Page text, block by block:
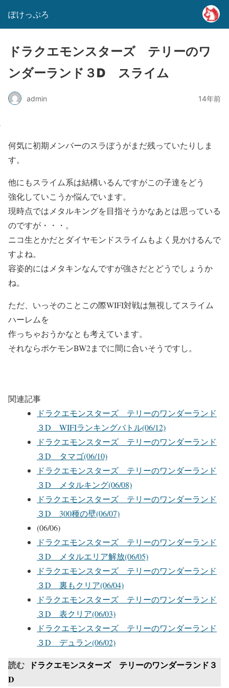
ぽけっぷろ
ドラクエモンスターズ テリーのワ
ンダーランド３D スライム
admin 14年前
何気に初期メンバーのスラぼうがまだ残っていたりしま
す。
他にもスライム系は結構いるんですがこの子達をどう
強化していこうか悩んでいます。
現時点ではメタルキングを目指そうかなあとは思っている
のですが・・・。
ニコ生とかだとダイヤモンドスライムもよく見かけるんで
すよね。
容姿的にはメタキンなんですが強さだとどうでしょうか
ね。
ただ、いっそのことこの際WIFI対戦は無視してスライム
ハーレムを
作っちゃおうかなとも考えています。
それならポケモンBW2までに間に合いそうですし。
関連記事
ドラクエモンスターズ テリーのワンダーランド
３D WIFIランキングバトル(06/12)
ドラクエモンスターズ テリーのワンダーランド
３D タマゴ(06/10)
ドラクエモンスターズ テリーのワンダーランド
３D メタルキング(06/08)
ドラクエモンスターズ テリーのワンダーランド
３D 300種の壁(06/07)
(06/06)
ドラクエモンスターズ テリーのワンダーランド
３D メタルエリア解放(06/05)
ドラクエモンスターズ テリーのワンダーランド
３D 裏もクリア(06/04)
ドラクエモンスターズ テリーのワンダーランド
３D 表クリア(06/03)
ドラクエモンスターズ テリーのワンダーランド
３D デュラン(06/02)
読む
ドラクエモンスターズ テリーのワンダーランド３
D